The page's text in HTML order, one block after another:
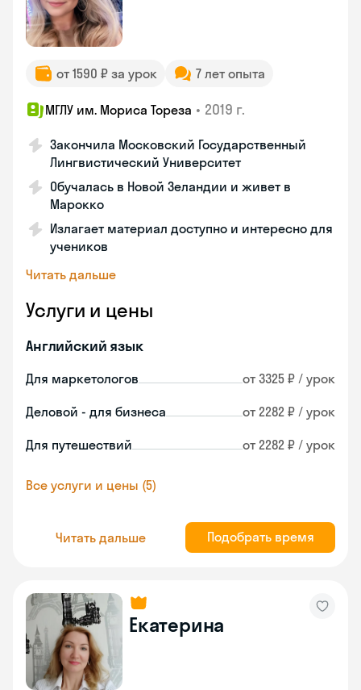
от 1590 ₽ за урок 7 лет опыта
МГЛУ им. Мориса Тореза • 2019 г.
Закончила Московский Государственный
Лингвистический Университет
Обучалась в Новой Зеландии и живет в
Марокко
Излагает материал доступно и интересно для
учеников
Читать дальше
Услуги и цены
Английский язык
Для маркетологов от 3325 ₽ / урок
Деловой - для бизнеса от 2282 ₽ / урок
Для путешествий от 2282 ₽ / урок
Все услуги и цены (5)
Читать дальше Подобрать время
Екатерина